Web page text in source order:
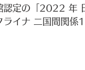
認定の「2022 年
ライナ 二国間関